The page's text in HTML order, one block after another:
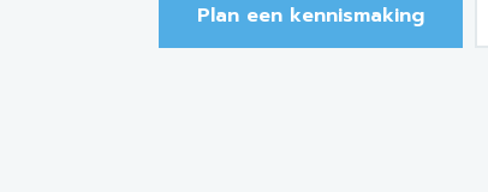
Plan een kennismaking